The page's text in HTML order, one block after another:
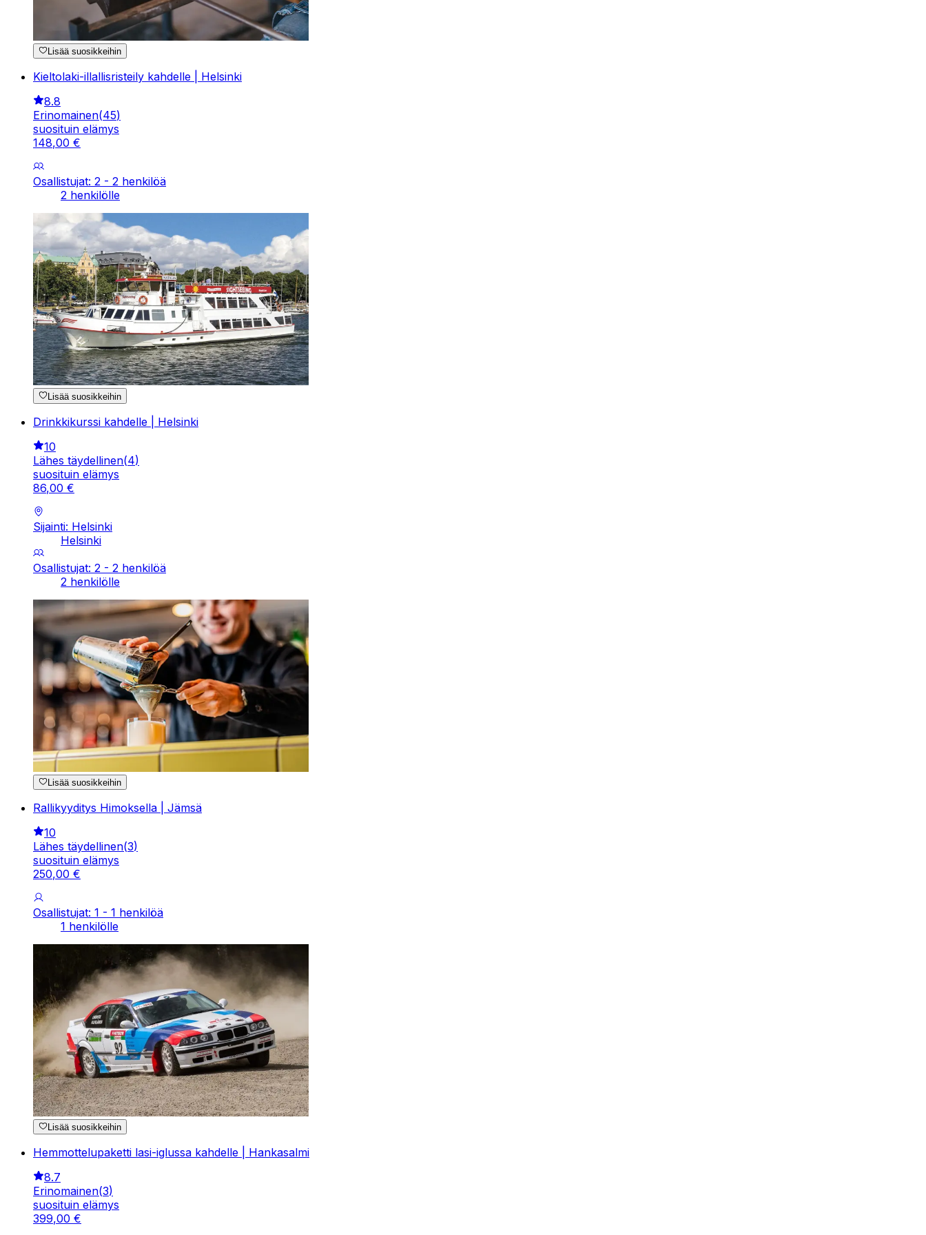
Lisää suosikkeihin
Kieltolaki-illallisristeily kahdelle | Helsinki
8.8
Erinomainen(45)
suosituin elämys
148,00 €
Osallistujat: 2 - 2 henkilöä
2 henkilölle
Lisää suosikkeihin
Drinkkikurssi kahdelle | Helsinki
10
Lähes täydellinen(4)
suosituin elämys
86,00 €
Sijainti: Helsinki
Helsinki
Osallistujat: 2 - 2 henkilöä
2 henkilölle
Lisää suosikkeihin
Rallikyyditys Himoksella | Jämsä
10
Lähes täydellinen(3)
suosituin elämys
250,00 €
Osallistujat: 1 - 1 henkilöä
1 henkilölle
Lisää suosikkeihin
Hemmottelupaketti lasi-iglussa kahdelle | Hankasalmi
8.7
Erinomainen(3)
suosituin elämys
399,00 €